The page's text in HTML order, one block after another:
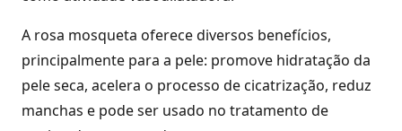
A rosa mosqueta oferece diversos benefícios,
principalmente para a pele: promove hidratação da
pele seca, acelera o processo de cicatrização, reduz
manchas e pode ser usado no tratamento de